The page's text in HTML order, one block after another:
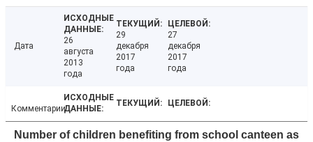
Дата
26
августа
2013
года
29
декабря
2017
года
27
декабря
2017
года
Комментарии
Number of children benefiting from school canteen as